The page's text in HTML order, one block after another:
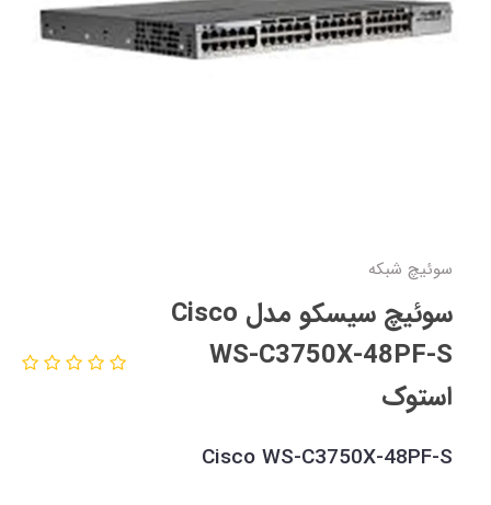
سوئیچ شبکه
سوئیچ سیسکو مدل Cisco
WS-C3750X-48PF-S
استوک
Cisco WS-C3750X-48PF-S